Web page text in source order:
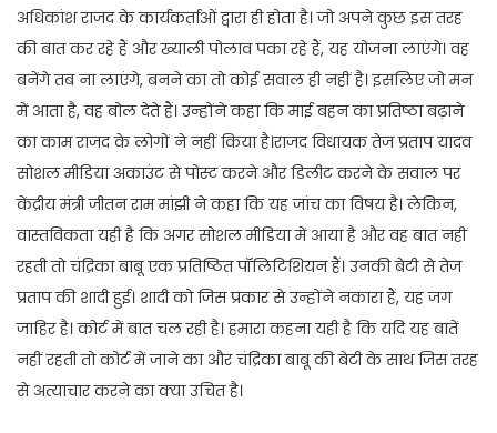
अधिकांश राजद के कार्यकर्ताओं द्वारा ही होता है। जो अपने कुछ इस तरह
की बात कर रहे हैं और ख्याली पोलाव पका रहे हैं, यह योजना लाएंगे। वह
बनेंगे तब ना लाएंगे, बनने का तो कोई सवाल ही नहीं है। इसलिए जो मन
में आता है, वह बोल देते हैं। उन्होंने कहा कि माई बहन का प्रतिष्ठा बढ़ाने
का काम राजद के लोगों ने नहीं किया है।राजद विधायक तेज प्रताप यादव
सोशल मीडिया अकाउंट से पोस्ट करने और डिलीट करने के सवाल पर
केंद्रीय मंत्री जीतन राम मांझी ने कहा कि यह जांच का विषय है। लेकिन,
वास्तविकता यही है कि अगर सोशल मीडिया में आया है और वह बात नहीं
रहती तो चंद्रिका बाबू एक प्रतिष्ठित पॉलिटिशियन हैं। उनकी बेटी से तेज
प्रताप की शादी हुई। शादी को जिस प्रकार से उन्होंने नकारा हैं, यह जग
जाहिर है। कोर्ट में बात चल रही है। हमारा कहना यही है कि यदि यह बातें
नहीं रहती तो कोर्ट में जाने का और चंद्रिका बाबू की बेटी के साथ जिस तरह
से अत्याचार करने का क्या उचित है।